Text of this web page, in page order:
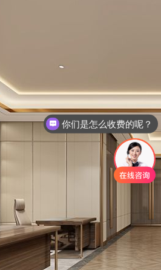
你们是怎么收费的呢？